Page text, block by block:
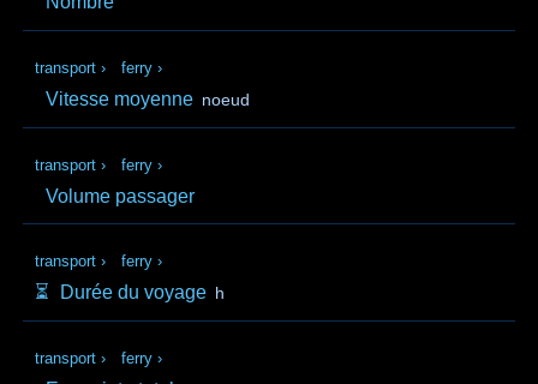
transport › ferry ›
Vitesse moyenne noeud
transport › ferry ›
Volume passager
transport › ferry ›
⏳️ Durée du voyage h
transport › ferry ›